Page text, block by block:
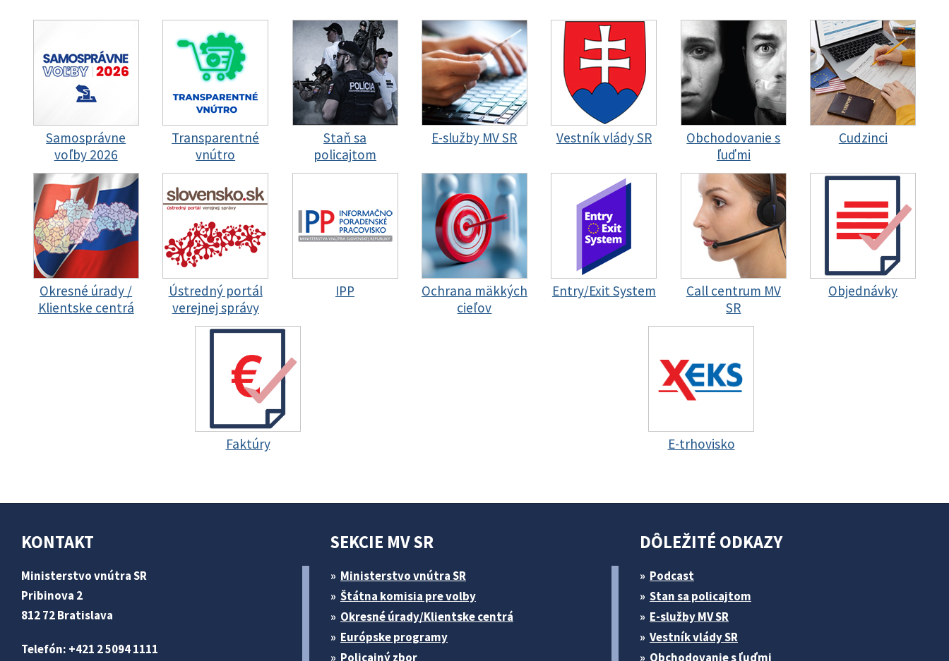
Samosprávne
voľby 2026
Transparentné
vnútro
Staň sa
policajtom
E-služby MV SR Vestník vlády SR
Obchodovanie s
ľuďmi
Cudzinci
Okresné úrady /
Klientske centrá
Ústredný portál
verejnej správy
IPP
Ochrana mäkkých
cieľov
Entry/Exit System
Call centrum MV
SR
Objednávky
Faktúry E-trhovisko
KONTAKT
Ministerstvo vnútra SR
Pribinova 2
812 72 Bratislava
Telefón: +421 2 5094 1111
SEKCIE MV SR
Ministerstvo vnútra SR
Štátna komisia pre volby
Okresné úrady/Klientske centrá
Európske programy
Policajný zbor
DÔLEŽITÉ ODKAZY
Podcast
Stan sa policajtom
E-služby MV SR
Vestník vlády SR
Obchodovanie s ľuďmi